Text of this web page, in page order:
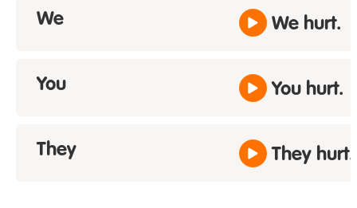
We We hurt.
You You hurt.
They They hurt.